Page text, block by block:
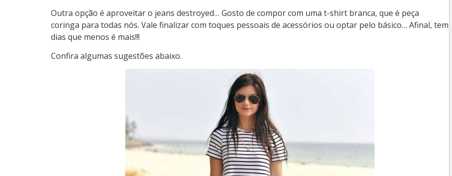
Outra opção é aproveitar o jeans destroyed… Gosto de compor com uma t-shirt branca, que é peça
coringa para todas nós. Vale finalizar com toques pessoais de acessórios ou optar pelo básico… Afinal, tem
dias que menos é mais!!!
Confira algumas sugestões abaixo.